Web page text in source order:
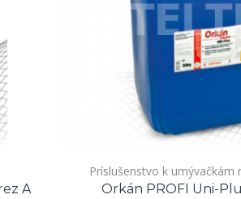
A
Príslušenstvo k umývačkám
Orkán PROFI Uni-